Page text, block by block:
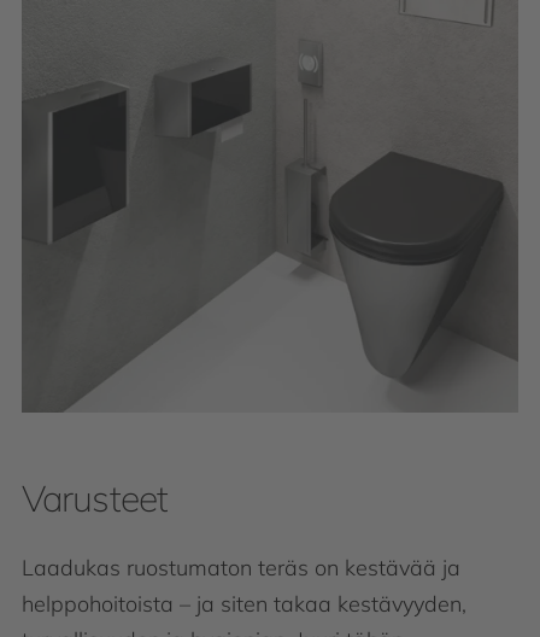
Varusteet
Laadukas ruostumaton teräs on kestävää ja
helppohoitoista – ja siten takaa kestävyyden,